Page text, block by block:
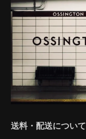
送料・配送について